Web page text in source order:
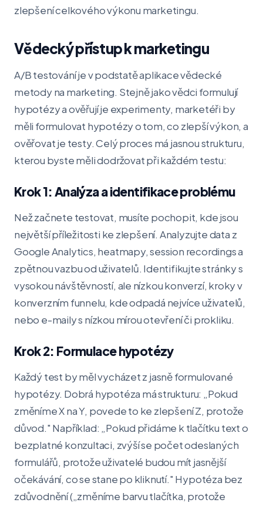
zlepšení celkového výkonu marketingu.
Vědecký přístup k marketingu
A/B testování je v podstatě aplikace vědecké
metody na marketing. Stejně jako vědci formulují
hypotézy a ověřují je experimenty, marketéři by
měli formulovat hypotézy o tom, co zlepší výkon, a
ověřovat je testy. Celý proces má jasnou strukturu,
kterou byste měli dodržovat při každém testu:
Krok 1: Analýza a identifikace problému
Než začnete testovat, musíte pochopit, kde jsou
největší příležitosti ke zlepšení. Analyzujte data z
Google Analytics, heatmapy, session recordings a
zpětnou vazbu od uživatelů. Identifikujte stránky s
vysokou návštěvností, ale nízkou konverzí, kroky v
konverzním funnelu, kde odpadá nejvíce uživatelů,
nebo e-maily s nízkou mírou otevření či prokliku.
Krok 2: Formulace hypotézy
Každý test by měl vycházet z jasně formulované
hypotézy. Dobrá hypotéza má strukturu: „Pokud
změníme X na Y, povede to ke zlepšení Z, protože
důvod." Například: „Pokud přidáme k tlačítku text o
bezplatné konzultaci, zvýší se počet odeslaných
formulářů, protože uživatelé budou mít jasnější
očekávání, co se stane po kliknutí." Hypotéza bez
zdůvodnění („změníme barvu tlačítka, protože